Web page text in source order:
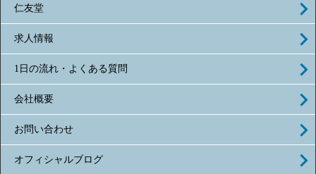
仁友堂
求人情報
1日の流れ・よくある質問
会社概要
お問い合わせ
オフィシャルブログ